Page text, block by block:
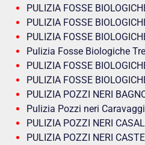
PULIZIA FOSSE
PULIZIA FOSSE
PULIZIA FOSSE
Pulizia Fosse Biologiche
PULIZIA FOSSE
PULIZIA FOSSE
PULIZIA POZZI NERI
Pulizia Pozzi neri
PULIZIA POZZI NERI
PULIZIA POZZI NERI